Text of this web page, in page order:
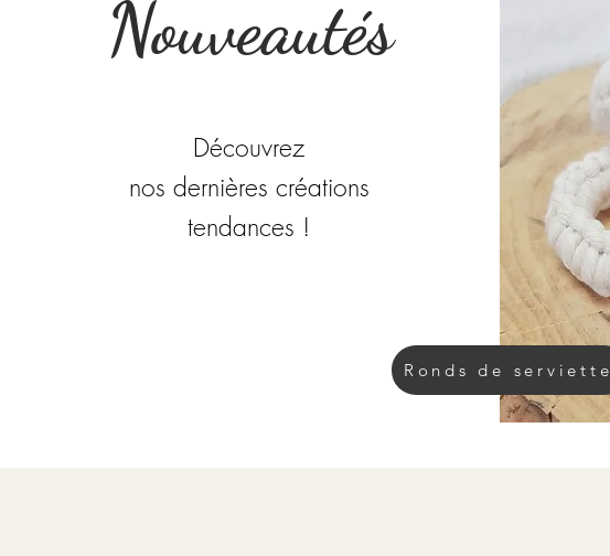
Nouveautés
Découvrez
nos dernières créations
tendances !
Ronds de serviette